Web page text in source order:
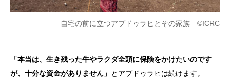
自宅の前に立つアブドゥラヒとその家族 ©ICRC
「本当は、生き残った牛やラクダ全頭に保険をかけたいのです
が、十分な資金がありません」 とアブドゥラヒは続けます。